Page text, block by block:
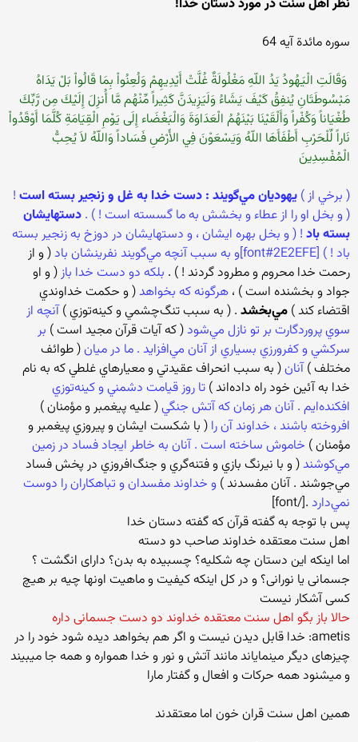
نظر اهل سنت در مورد دستان خدا!
سوره مائدة آيه 64
‏ وَقَالَتِ الْيَهُودُ يَدُ اللّهِ مَغْلُولَةٌ غُلَّتْ أَيْدِيهِمْ وَلُعِنُواْ بِمَا قَالُواْ بَلْ يَدَاهُ
مَبْسُوطَتَانِ يُنفِقُ كَيْفَ يَشَاءُ وَلَيَزِيدَنَّ كَثِيراً مِّنْهُم مَّا أُنزِلَ إِلَيْكَ مِن رَّبِّكَ
طُغْيَاناً وَكُفْراً وَأَلْقَيْنَا بَيْنَهُمُ الْعَدَاوَةَ وَالْبَغْضَاء إِلَى يَوْمِ الْقِيَامَةِ كُلَّمَا أَوْقَدُواْ
نَاراً لِّلْحَرْبِ أَطْفَأَهَا اللّهُ وَيَسْعَوْنَ فِي الأَرْضِ فَسَاداً وَاللّهُ لاَ يُحِبُّ
الْمُفْسِدِينَ ‏
‏( برخي از ) يهوديان مي‌گويند : دست خدا به غل و زنجير بسته است !
( و بخل او را از عطاء و بخشش به ما گسسته است ! ) . دستهايشان
بسته باد ! ( و بخل بهره ايشان ، و دستهايشان در دوزخ به زنجير بسته
باد ! ) [font#2E2EFE]و به سبب آنچه مي‌گويند نفرينشان باد
( و از
رحمت خدا محروم و مطرود گردند ! ) . بلكه دو دست خدا باز( و او
جواد و بخشنده است ) ، هرگونه كه بخواهد( و حكمت خداوندي
اقتضاء كند ) مي‌بخشد . ( به سبب تنگ‌چشمي و كينه‌توزي )آنچه از
سوي پروردگارت بر تو نازل مي‌شود( كه آيات قرآن مجيد است ) بر
سركشي و كفرورزي بسياري از آنان مي‌افزايد . ما در ميان ( طوائف
مختلف )آنان ( به سبب انحراف عقيدتي و معيارهاي غلطي كه به نام
خدا به آئين خود راه داده‌اند ) تا روز قيامت دشمني و كينه‌توزي
افكنده‌ايم . آنان هر زمان كه آتش جنگي( عليه پيغمبر و مؤمنان )
افروخته باشند ، خداوند آن را ( با شكست ايشان و پيروزي پيغمبر و
مؤمنان ) خاموش ساخته است . آنان به خاطر ايجاد فساد در زمين
مي‌كوشند( و با نيرنگ بازي و فتنه‌گري و جنگ‌افروزي در پخش فساد
مي‌جوشند . آنان مفسدند ) و خداوند مفسدان و تباهكاران را دوست
نمي‌دارد .‏[/font]
پس با توجه به گفته قرآن که گفته دستان خدا
اهل سنت معتقده خداوند صاحب دو دسته
اما اینکه این دستان چه شکلیه؟ چسبیده به بدن؟ دارای انگشت ؟
جسمانی یا نورانی؟ و در کل اینکه کیفیت و ماهیت اونها چیه بر هیچ
کسی آشکار نیست
حالا باز بگو اهل سنت معتقده خداوند دو دست جسمانی داره
ametis: خدا قابل دیدن نیست و اگر هم بخواهد دیده شود خود را در
چیزهای دیگر مینمایاند مانند آتش و نور و خدا همواره و همه جا میبیند
و میشنود همه حرکات و افعال و گفتار مارا
همین اهل سنت قران خون اما معتقدند